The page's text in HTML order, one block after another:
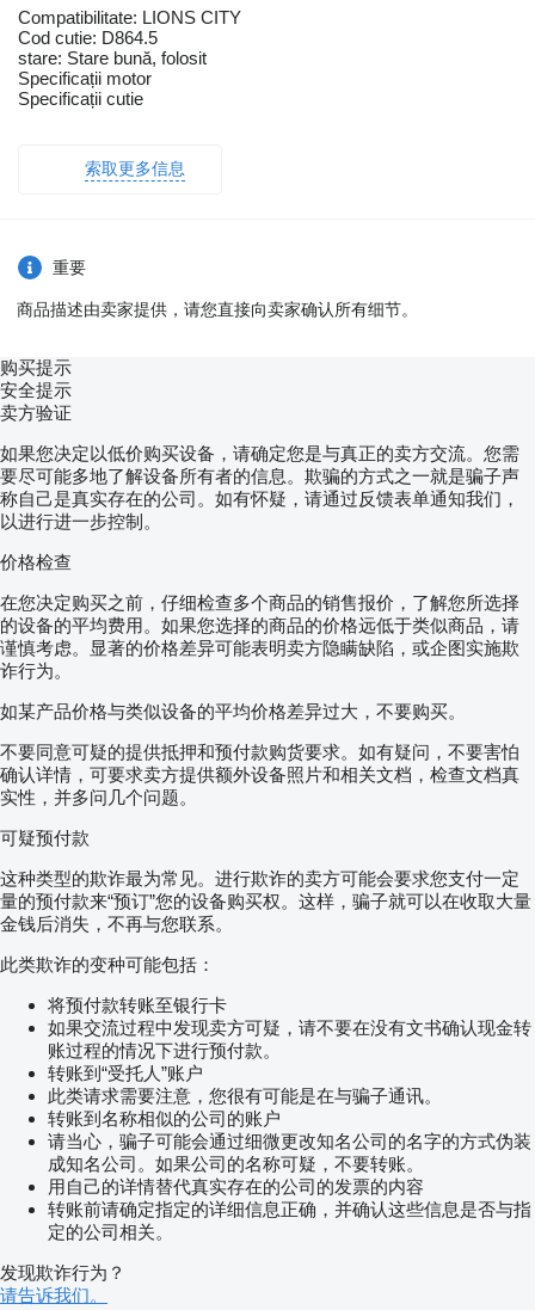
Compatibilitate: LIONS CITY
Cod cutie: D864.5
stare: Stare bună, folosit
Specificații motor
Specificații cutie
索取更多信息
重要
商品描述由卖家提供，请您直接向卖家确认所有细节。
购买提示
安全提示
卖方验证
如果您决定以低价购买设备，请确定您是与真正的卖方交流。您需
要尽可能多地了解设备所有者的信息。欺骗的方式之一就是骗子声
称自己是真实存在的公司。如有怀疑，请通过反馈表单通知我们，
以进行进一步控制。
价格检查
在您决定购买之前，仔细检查多个商品的销售报价，了解您所选择
的设备的平均费用。如果您选择的商品的价格远低于类似商品，请
谨慎考虑。显著的价格差异可能表明卖方隐瞒缺陷，或企图实施欺
诈行为。
如某产品价格与类似设备的平均价格差异过大，不要购买。
不要同意可疑的提供抵押和预付款购货要求。如有疑问，不要害怕
确认详情，可要求卖方提供额外设备照片和相关文档，检查文档真
实性，并多问几个问题。
可疑预付款
这种类型的欺诈最为常见。进行欺诈的卖方可能会要求您支付一定
量的预付款来“预订”您的设备购买权。这样，骗子就可以在收取大量
金钱后消失，不再与您联系。
此类欺诈的变种可能包括：
将预付款转账至银行卡
如果交流过程中发现卖方可疑，请不要在没有文书确认现金转
账过程的情况下进行预付款。
转账到“受托人”账户
此类请求需要注意，您很有可能是在与骗子通讯。
转账到名称相似的公司的账户
请当心，骗子可能会通过细微更改知名公司的名字的方式伪装
成知名公司。如果公司的名称可疑，不要转账。
用自己的详情替代真实存在的公司的发票的内容
转账前请确定指定的详细信息正确，并确认这些信息是否与指
定的公司相关。
发现欺诈行为？
请告诉我们。